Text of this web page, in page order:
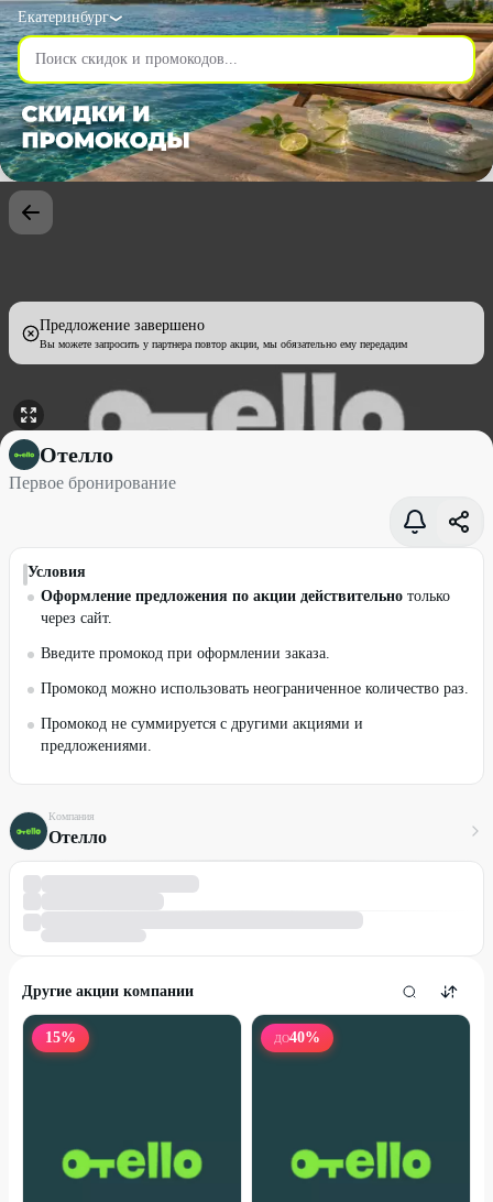
Екатеринбург
Предложение завершено
Вы можете запросить у партнера повтор акции, мы обязательно ему передадим
Первое бронирование со скидкой 7% - Отелло в Екатеринбурге
Отелло
Первое бронирование
Условия
Оформление предложения по акции действительно только
через сайт.
Введите промокод при оформлении заказа.
Промокод можно использовать неограниченное количество раз.
Промокод не суммируется с другими акциями и
предложениями.
Компания
Отелло
Другие акции компании
15% ДО40%